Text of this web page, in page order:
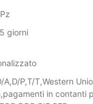
giorni
A,D/P,T/T,Western
in contanti